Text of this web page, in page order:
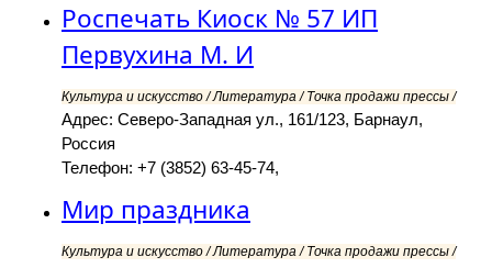
Роспечать Киоск № 57 ИП
Первухина М. И
Культура и искусство / Литература / Точка продажи прессы /
Адрес: Северо-Западная ул., 161/123, Барнаул,
Россия
Телефон: +7 (3852) 63-45-74,
Мир праздника
Культура и искусство / Литература / Точка продажи прессы /